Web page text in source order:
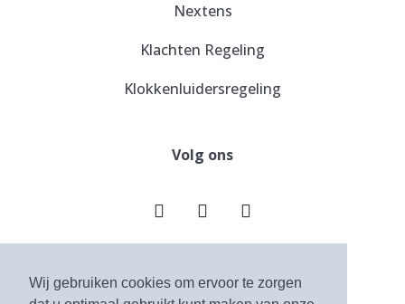
Nextens
Klachten Regeling
Klokkenluidersregeling
Volg ons
Wij gebruiken cookies om ervoor te zorgen